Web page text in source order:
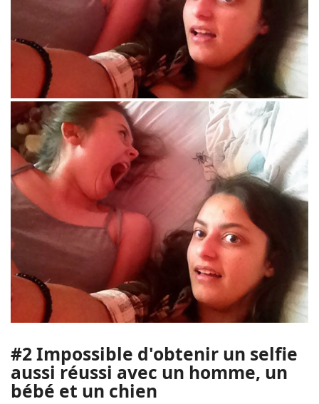
#2 Impossible d'obtenir un selfie
aussi réussi avec un homme, un
bébé et un chien